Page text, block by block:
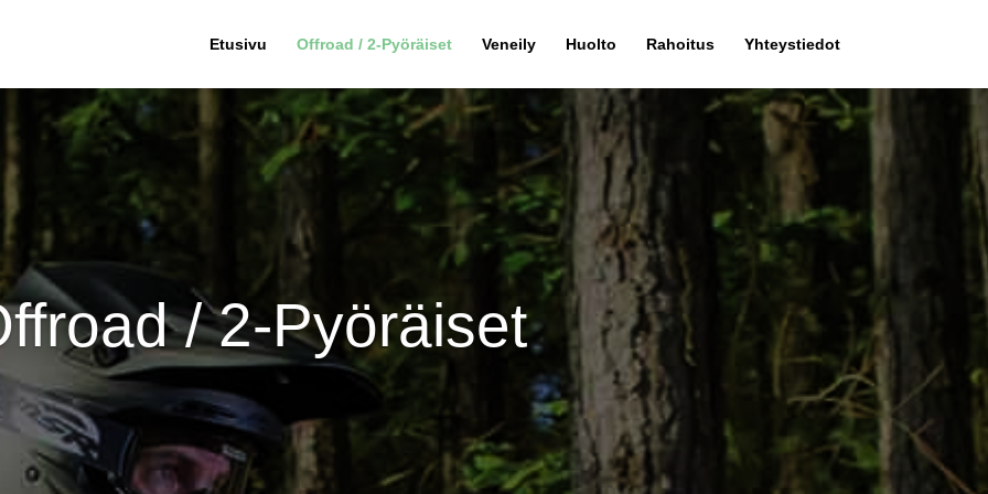
Etusivu Offroad / 2-Pyöräiset Veneily Huolto Rahoitus Yhteystiedot
/ 2-Pyöräiset